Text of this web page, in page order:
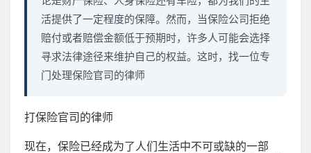
活提供了一定程度的保障。然而，当保险公司拒绝
赔付或者赔偿金额低于预期时，许多人可能会选择
寻求法律途径来维护自己的权益。这时，找一位专
门处理保险官司的律师
打保险官司的律师
现在，保险已经成为了人们生活中不可或缺的一部